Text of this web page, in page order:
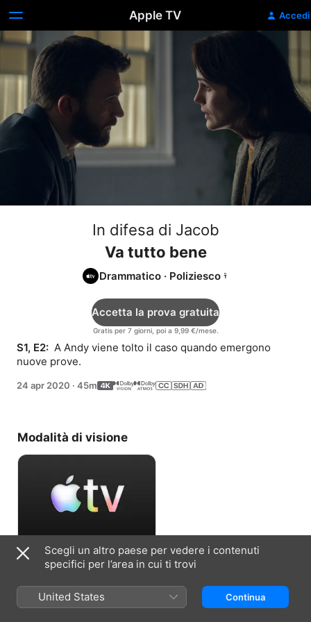
Apple TV Accedi
In difesa di Jacob
Va tutto bene
Drammatico · Poliziesco
Gratis per 7 giorni, poi a 9,99 €/mese.
Accetta la prova gratuita
S1, E2: A Andy viene tolto il caso quando emergono
nuove prove.
24 apr 2020 · 45m
Modalità di visione
Accetta la prova gratuita
Gratis per 7 giorni, poi a 9,99 €/mese.
Scegli un altro paese per vedere i contenuti
specifici per l’area in cui ti trovi
United States Continua